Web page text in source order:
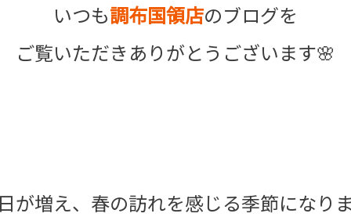
いつも調布国領店のブログを
ご覧いただきありがとうございます🌸
が増え、春の訪れを感じる季節になり